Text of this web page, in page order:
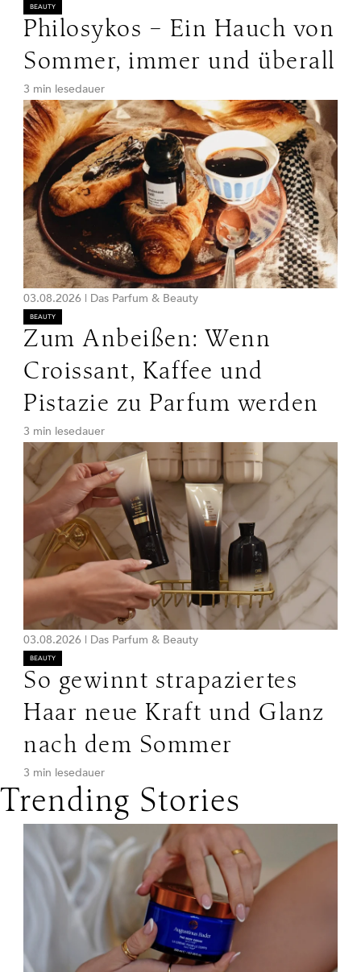
BEAUTY
Philosykos – Ein Hauch von
Sommer, immer und überall
3 min lesedauer
03.08.2026 | Das Parfum & Beauty
BEAUTY
Zum Anbeißen: Wenn
Croissant, Kaffee und
Pistazie zu Parfum werden
3 min lesedauer
03.08.2026 | Das Parfum & Beauty
BEAUTY
So gewinnt strapaziertes
Haar neue Kraft und Glanz
nach dem Sommer
3 min lesedauer
Trending Stories